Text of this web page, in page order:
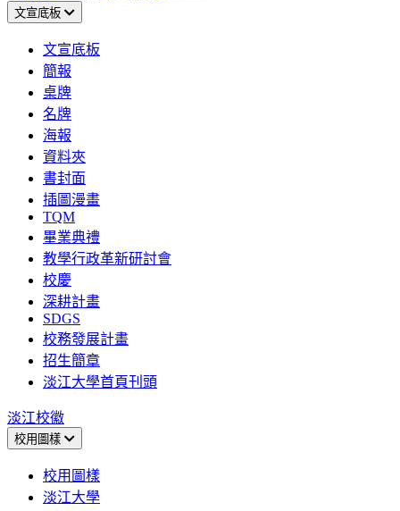
文宣底板
文宣底板
簡報
桌牌
名牌
海報
資料夾
書封面
插圖漫畫
TQM
畢業典禮
教學行政革新研討會
校慶
深耕計畫
SDGS
校務發展計畫
招生簡章
淡江大學首頁刊頭
淡江校徽
校用圖樣
校用圖樣
淡江大學